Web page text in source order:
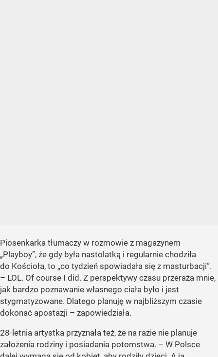
Piosenkarka tłumaczy w rozmowie z magazynem
„Playboy”, że gdy była nastolatką i regularnie chodziła
do Kościoła, to „co tydzień spowiadała się z masturbacji”.
– LOL. Of course I did. Z perspektywy czasu przeraża mnie,
jak bardzo poznawanie własnego ciała było i jest
stygmatyzowane. Dlatego planuję w najbliższym czasie
dokonać apostazji – zapowiedziała.
28-letnia artystka przyznała też, że na razie nie planuje
założenia rodziny i posiadania potomstwa. – W Polsce